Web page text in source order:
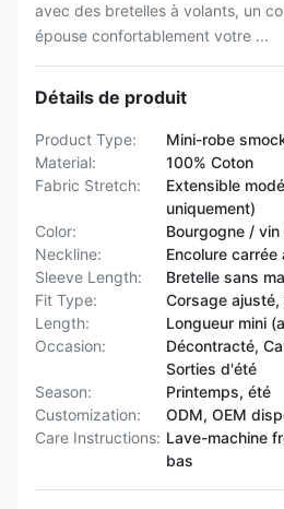
avec des bretelles à volants, un
épouse confortablement votre ...
Détails de produit
Product Type:
Mini-robe
Material:
100% Coton
Fabric Stretch:
Extensible
uniquement)
Color:
Bourgogne / vin
Neckline:
Encolure
Sleeve Length:
Bretelle sans
Fit Type:
Corsage
Length:
Longueur mini
Occasion:
Décontracté,
Sorties d'été
Season:
Printemps, été
Customization:
ODM, OEM
Care Instructions: Lave-machine
bas